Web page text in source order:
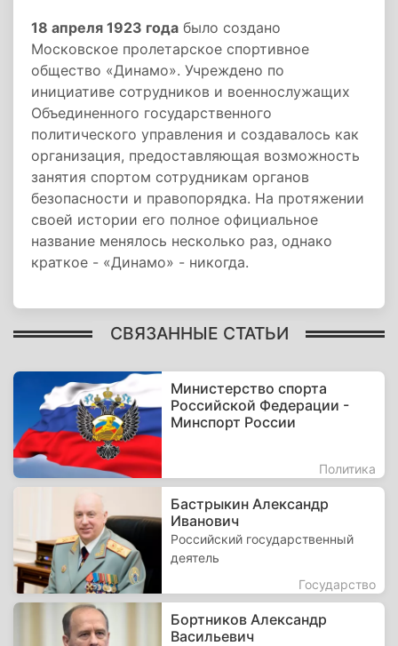
18 апреля 1923 года было создано
Московское пролетарское спортивное
общество «Динамо». Учреждено по
инициативе сотрудников и военнослужащих
Объединенного государственного
политического управления и создавалось как
организация, предоставляющая возможность
занятия спортом сотрудникам органов
безопасности и правопорядка. На протяжении
своей истории его полное официальное
название менялось несколько раз, однако
краткое - «Динамо» - никогда.
СВЯЗАННЫЕ СТАТЬИ
Министерство спорта
Российской Федерации -
Минспорт России
Политика
Бастрыкин Александр
Иванович
Российский государственный
деятель
Государство
Бортников Александр
Васильевич